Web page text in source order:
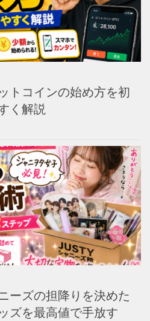
トコインの始め方を初
く解説
ーズの担降りを決めた
ズを最高値で手放す